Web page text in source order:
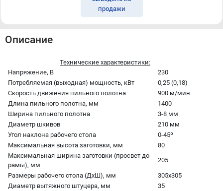
• регулируемый параллельный упор
продажи
Описание
Технические характеристики:
Напряжение, В
230
Потребляемая (выходная) мощность, кВт
0,25 (0,18)
Скорость движения пильного полотна
900 м/мин
Длина пильного полотна, мм
1400
Ширина пильного полотна
3-8 мм
Диаметр шкивов
210 мм
Угол наклона рабочего стола
0-45º
Максимальная высота заготовки, мм
80
Максимальная ширина заготовки (просвет до
рамы), мм
205
Размеры рабочего стола (ДхШ), мм
305х305
Диаметр вытяжного штуцера, мм
35